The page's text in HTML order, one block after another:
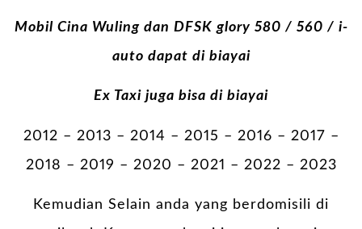
Mobil Cina Wuling dan DFSK glory 580 / 560 / i-
auto dapat di biayai
Ex Taxi juga bisa di biayai
2012 – 2013 – 2014 – 2015 – 2016 – 2017 –
2018 – 2019 – 2020 – 2021 – 2022 – 2023
Kemudian Selain anda yang berdomisili di